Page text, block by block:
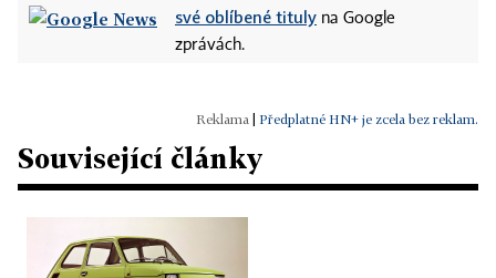
své oblíbené tituly na Google
zprávách.
Předplatné HN+ je zcela bez reklam.
Související články